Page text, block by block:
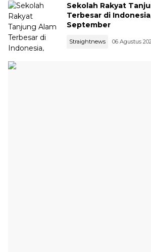
Sekolah Rakyat
Terbesar di
September
Straightnews 06 Agustus